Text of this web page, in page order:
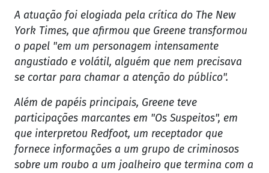
A atuação foi elogiada pela crítica do The New
York Times, que afirmou que Greene transformou
o papel "em um personagem intensamente
angustiado e volátil, alguém que nem precisava
se cortar para chamar a atenção do público".
Além de papéis principais, Greene teve
participações marcantes em "Os Suspeitos", em
que interpretou Redfoot, um receptador que
fornece informações a um grupo de criminosos
sobre um roubo a um joalheiro que termina com a